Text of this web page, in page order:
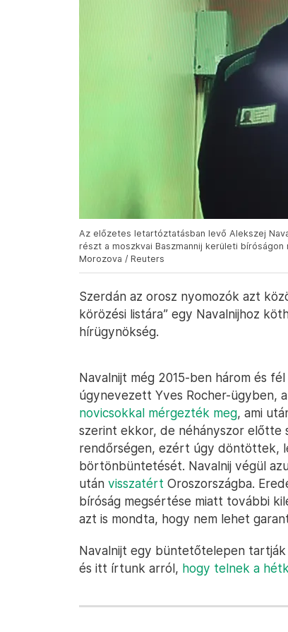
Az előzetes letartóztatásban levő Alekszej
részt a moszkvai Baszmannij kerületi
Morozova / Reuters
Szerdán az orosz nyomozók azt
körözési listára” egy Navalnijhoz
hírügynökség.
Navalnijt még 2015-ben három és
úgynevezett Yves Rocher-ügyben,
novicsokkal mérgezték meg, ami
szerint ekkor, de néhányszor előtte
rendőrségen, ezért úgy döntöttek,
börtönbüntetését. Navalnij végül
után visszatért Oroszországba.
bíróság megsértése miatt további
azt is mondta, hogy nem lehet
Navalnijt egy büntetőtelepen
és itt írtunk arról, hogy telnek a